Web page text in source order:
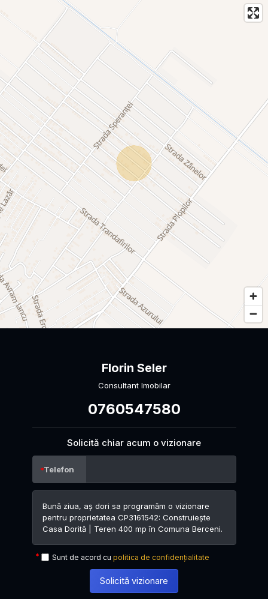
Florin Seler
Consultant Imobilar
0760547580
Solicită chiar acum o vizionare
Telefon
Sunt de acord cu politica de confidențialitate
Solicită vizionare